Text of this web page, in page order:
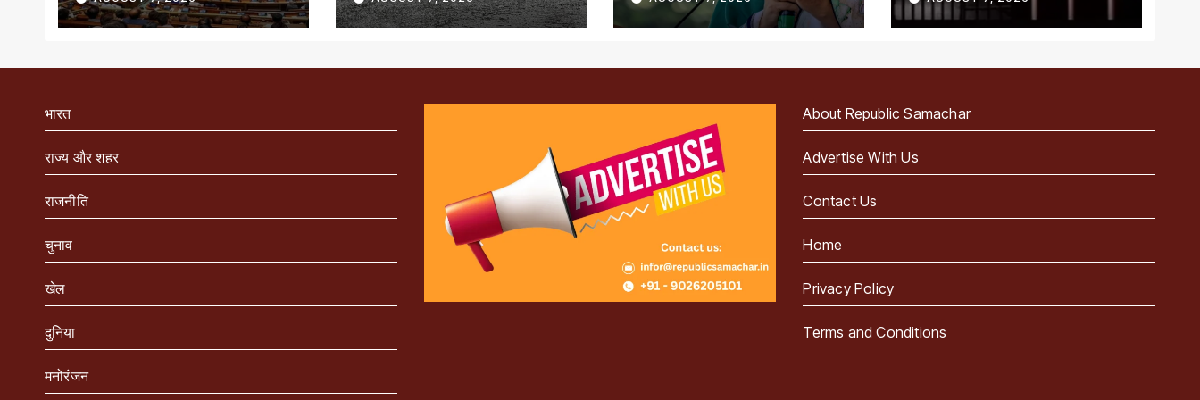
जारी
भारत
राज्य और शहर
राजनीति
चुनाव
खेल
दुनिया
मनोरंजन
About Republic Samachar
Advertise With Us
Contact Us
Home
Privacy Policy
Terms and Conditions